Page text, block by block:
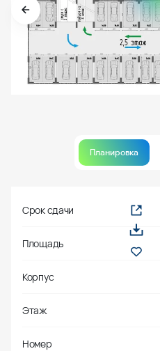
Планировка
Срок сдачи
Площадь
Корпус
Этаж
Номер